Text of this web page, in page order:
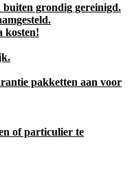
grondig gereinigd.
kosten!
pakketten aan voor
of particulier te